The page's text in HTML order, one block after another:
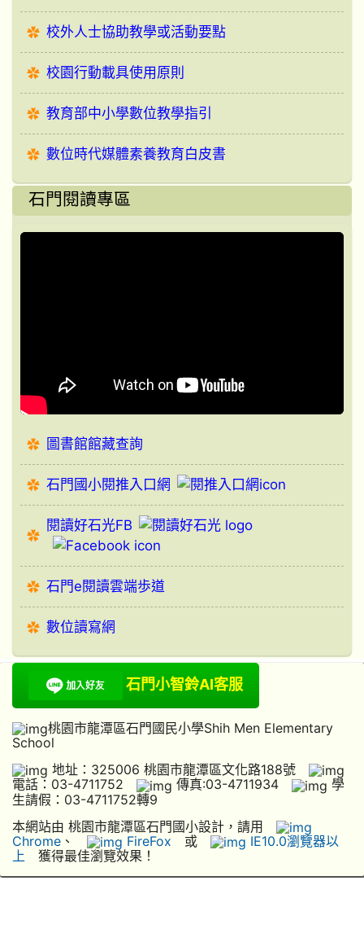
校外人士協助教學或活動要點
校園行動載具使用原則
教育部中小學數位教學指引
數位時代媒體素養教育白皮書
石門閱讀專區
圖書館館藏查詢
石門國小閱推入口網
閱讀好石光FB
石門e閱讀雲端歩道
數位讀寫網
石門小智鈴AI客服
桃園市龍潭區石門國民小學Shih Men Elementary
School
地址：325006 桃園市龍潭區文化路188號
電話：03-4711752
傳真:03-4711934
學
生請假：03-4711752轉9
本網站由 桃園市龍潭區石門國小設計，請用
Chrome 、 FireFox 或
IE10.0瀏覽器以
上 獲得最佳瀏覽效果！